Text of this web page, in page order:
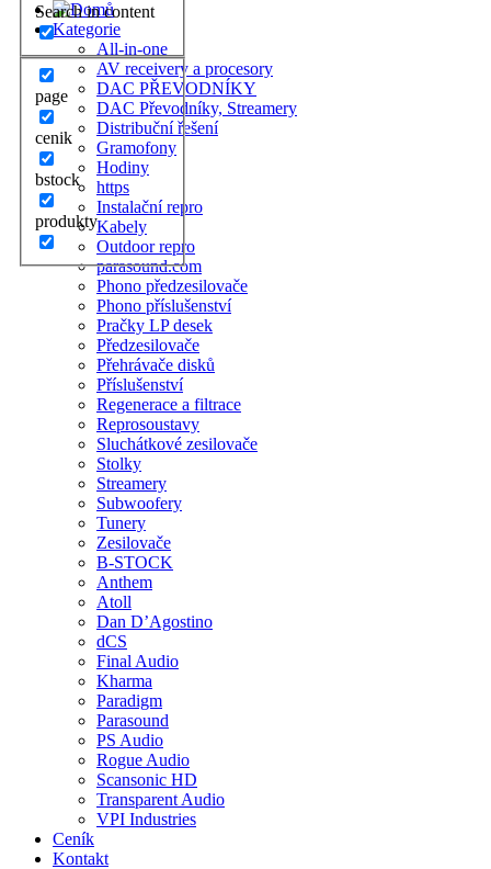
Search in content
page
cenik
bstock
produkty
Kategorie
All-in-one
AV receivery a procesory
DAC PŘEVODNÍKY
DAC Převodníky, Streamery
Distribuční řešení
Gramofony
Hodiny
https
Instalační repro
Kabely
Outdoor repro
parasound.com
Phono předzesilovače
Phono příslušenství
Pračky LP desek
Předzesilovače
Přehrávače disků
Příslušenství
Regenerace a filtrace
Reprosoustavy
Sluchátkové zesilovače
Stolky
Streamery
Subwoofery
Tunery
Zesilovače
B-STOCK
Anthem
Atoll
Dan D’Agostino
dCS
Final Audio
Kharma
Paradigm
Parasound
PS Audio
Rogue Audio
Scansonic HD
Transparent Audio
VPI Industries
Ceník
Kontakt